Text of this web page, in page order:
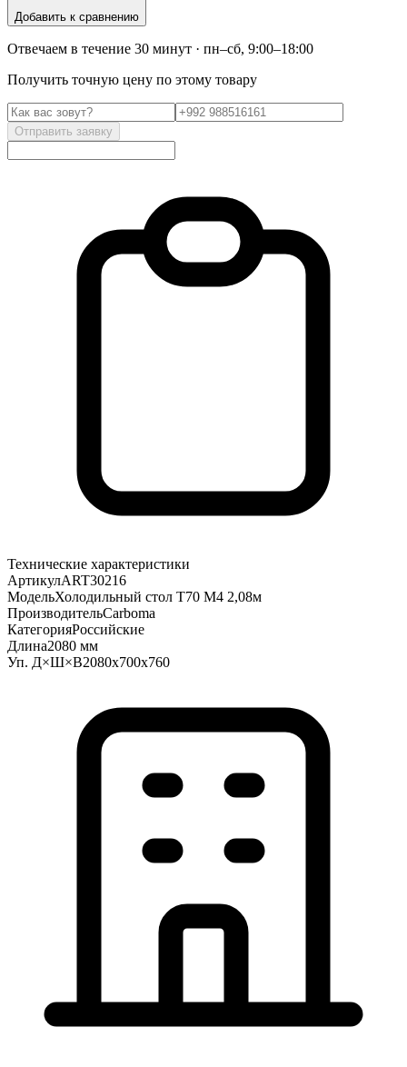
Добавить к сравнению
Отвечаем в течение 30 минут · пн–сб, 9:00–18:00
Получить точную цену по этому товару
Отправить заявку
Технические характеристики
АртикулART30216
МодельХолодильный стол T70 М4 2,08м
ПроизводительCarboma
КатегорияРоссийские
Длина2080 мм
Уп. Д×Ш×В2080x700x760